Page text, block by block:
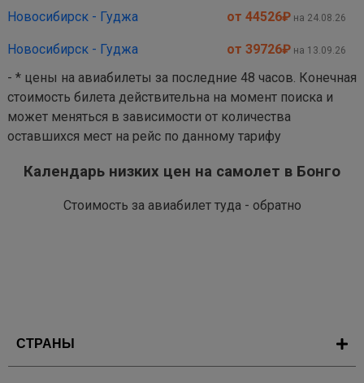
Новосибирск - Гуджа от 44526₽ на 24.08.26
Новосибирск - Гуджа от 39726₽ на 13.09.26
- * цены на авиабилеты за последние 48 часов. Конечная
стоимость билета действительна на момент поиска и
может меняться в зависимости от количества
оставшихся мест на рейс по данному тарифу
Календарь низких цен на самолет в Бонго
Стоимость за авиабилет туда - обратно
СТРАНЫ